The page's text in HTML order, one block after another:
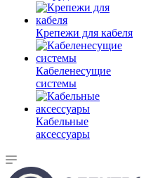
Крепежи для кабеля
Кабеленесущие
системы
Кабельные
аксессуары